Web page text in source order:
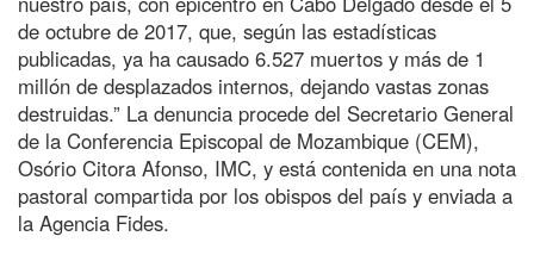
de octubre de 2017, que, según las estadísticas
publicadas, ya ha causado 6.527 muertos y más de 1
millón de desplazados internos, dejando vastas zonas
destruidas.” La denuncia procede del Secretario General
de la Conferencia Episcopal de Mozambique (CEM),
Osório Citora Afonso, IMC, y está contenida en una nota
pastoral compartida por los obispos del país y enviada a
la Agencia Fides.